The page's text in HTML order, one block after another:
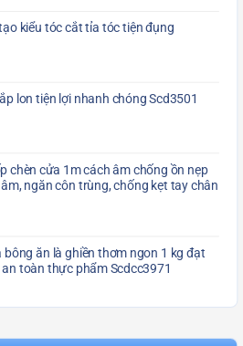
kiểu tóc cắt tỉa tóc tiện đụng
lon tiện lợi nhanh chóng Scd3501
chèn cửa 1m cách âm chống ồn nẹp
ngăn côn trùng, chống kẹt tay chân
bông ăn là ghiền thơm ngon 1 kg đạt
toàn thực phẩm Scdcc3971